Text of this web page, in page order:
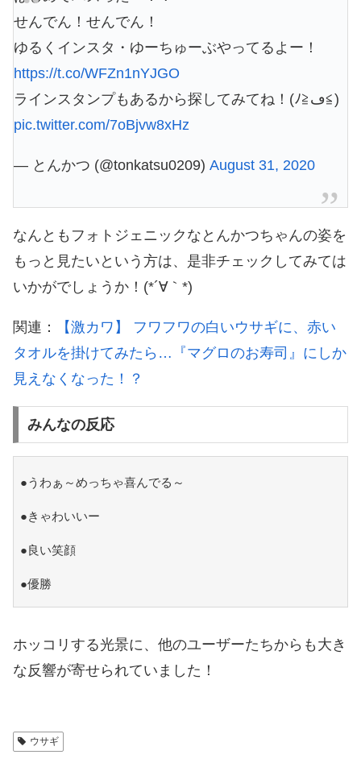
せんでん！せんでん！
ゆるくインスタ・ゆーちゅーぶやってるよー！
https://t.co/WFZn1nYJGO
ラインスタンプもあるから探してみてね！(ﾉ≧ڡ≦)
pic.twitter.com/7oBjvw8xHz
— とんかつ (@tonkatsu0209) August 31, 2020
なんともフォトジェニックなとんかつちゃんの姿を
もっと見たいという方は、是非チェックしてみては
いかがでしょうか！(*´∀｀*)
関連：
【激カワ】 フワフワの白いウサギに、赤い
タオルを掛けてみたら…『マグロのお寿司』にしか
見えなくなった！？
みんなの反応
●うわぁ～めっちゃ喜んでる～
●きゃわいいー
●良い笑顔
●優勝
ホッコリする光景に、他のユーザーたちからも大き
な反響が寄せられていました！
ウサギ